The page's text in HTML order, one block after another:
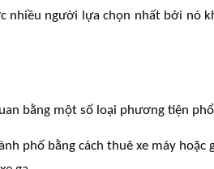
nhiều người lựa chọn nhất bởi nó
bằng một số loại phương tiện
phố bằng cách thuê xe máy